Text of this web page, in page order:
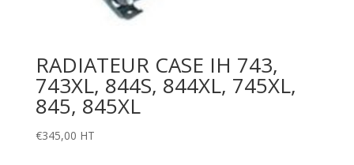
RADIATEUR CASE IH 743,
743XL, 844S, 844XL, 745XL,
845, 845XL
€345,00 HT